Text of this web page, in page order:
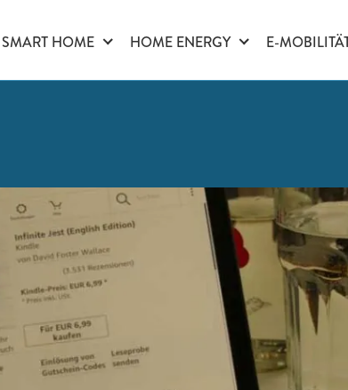
SMART HOME HOME ENERGY E-